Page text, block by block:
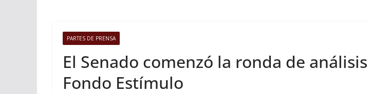
PARTES DE PRENSA
El Senado comenzó la ronda de
Fondo Estímulo